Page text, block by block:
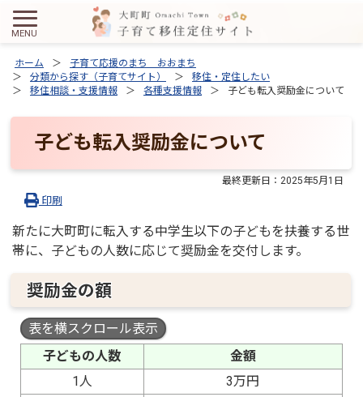
ホーム
子育て応援のまち おおまち
分類から探す（子育てサイト）
移住・定住したい
移住相談・支援情報
各種支援情報 子ども転入奨励金について
子ども転入奨励金について
最終更新日： 2025年5月1日
印刷
新たに大町町に転入する中学生以下の子どもを扶養する世
帯に、子どもの人数に応じて奨励金を交付します。
奨励金の額
表を横スクロール表示
子どもの人数
金額
1人
3万円